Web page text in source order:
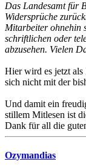
Das Landesamt für
Widersprüche
Mitarbeiter ohnehin
schriftlichen oder
abzusehen. Vielen
Hier wird es jetzt als
sich nicht mit der
Und damit ein
stillem Mitlesen ist
Dank für all die
Ozymandias